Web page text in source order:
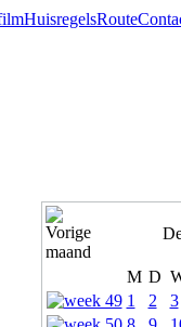
HuisregelsRoute
M D
1
2
3